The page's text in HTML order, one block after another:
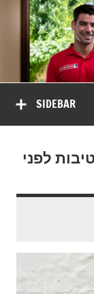
SIDEBAR
לפני